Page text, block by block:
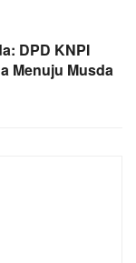
DPD KNPI
Menuju Musda